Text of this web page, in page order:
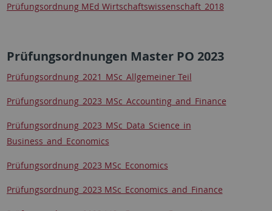
Prüfungsordnung MEd Wirtschaftswissenschaft_2018
Prüfungsordnungen Master PO 2023
Prüfungsordnung_2021_MSc_Allgemeiner Teil
Prüfungsordnung_2023_MSc_Accounting_and_Finance
Prüfungsordnung_2023_MSc_Data_Science_in
Business_and_Economics
Prüfungsordnung_2023 MSc_Economics
Prüfungsordnung_2023 MSc_Economics_and_Finance